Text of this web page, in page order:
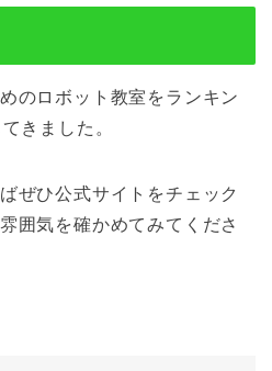
のロボット教室をランキン
きました。
ぜひ公式サイトをチェック
囲気を確かめてみてくださ